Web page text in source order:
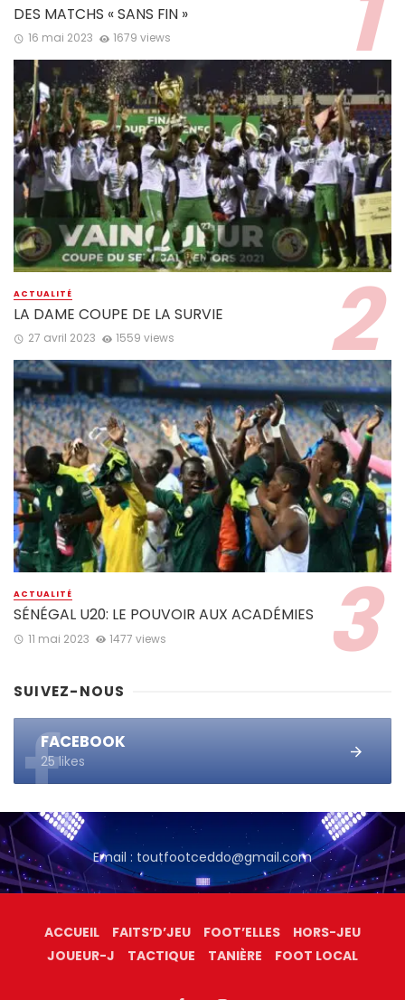
DES MATCHS « SANS FIN »
16 mai 2023 1679 views
ACTUALITÉ
LA DAME COUPE DE LA SURVIE
27 avril 2023 1559 views
ACTUALITÉ
SÉNÉGAL U20: LE POUVOIR AUX ACADÉMIES
11 mai 2023 1477 views
SUIVEZ-NOUS
FACEBOOK
25 likes
Email : toutfootceddo@gmail.com
ACCUEIL FAITS’D’JEU FOOT’ELLES
HORS-JEU
JOUEUR-J
TACTIQUE TANIÈRE FOOT LOCAL